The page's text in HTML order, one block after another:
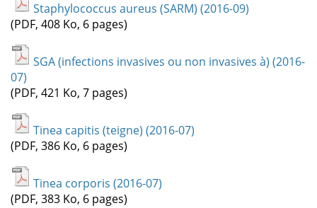
Staphylococcus aureus (SARM) (2016-09)
(PDF, 408 Ko, 6 pages)
SGA (infections invasives ou non invasives à) (2016-
07)
(PDF, 421 Ko, 7 pages)
Tinea capitis (teigne) (2016-07)
(PDF, 386 Ko, 6 pages)
Tinea corporis (2016-07)
(PDF, 383 Ko, 6 pages)